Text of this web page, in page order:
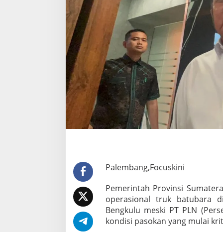
e
u
m
B
e
r
i
L
a
m
p
u
H
i
S
o
l
D
i
s
k
Palembang,Focuskini
Pemerintah Provinsi
operasional truk batubara
Bengkulu meski PT PLN
kondisi pasokan yang mulai